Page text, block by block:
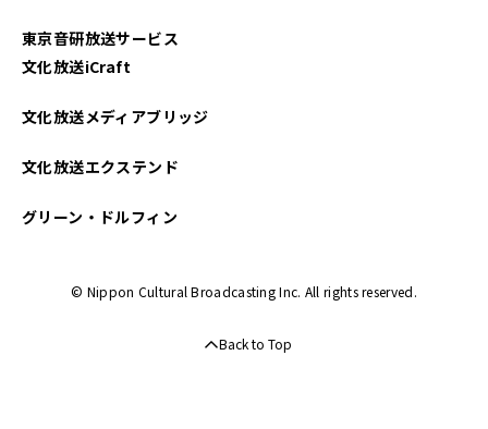
東京音研放送サービス
文化放送iCraft
文化放送メディアブリッジ
文化放送エクステンド
グリーン・ドルフィン
© Nippon Cultural Broadcasting Inc. All rights reserved.
Back to Top